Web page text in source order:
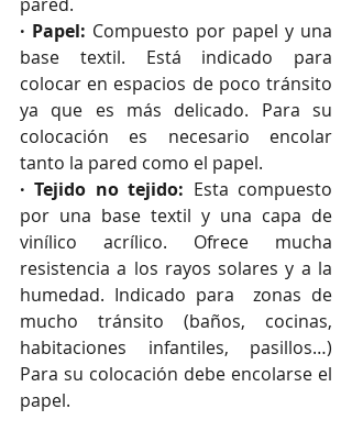
· Papel: Compuesto por papel y una
base textil. Está indicado para
colocar en espacios de poco tránsito
ya que es más delicado. Para su
colocación es necesario encolar
tanto la pared como el papel.
· Tejido no tejido: Esta compuesto
por una base textil y una capa de
vinílico acrílico. Ofrece mucha
resistencia a los rayos solares y a la
humedad. Indicado para  zonas de
mucho tránsito (baños, cocinas,
habitaciones infantiles, pasillos…)
Para su colocación debe encolarse el
papel.